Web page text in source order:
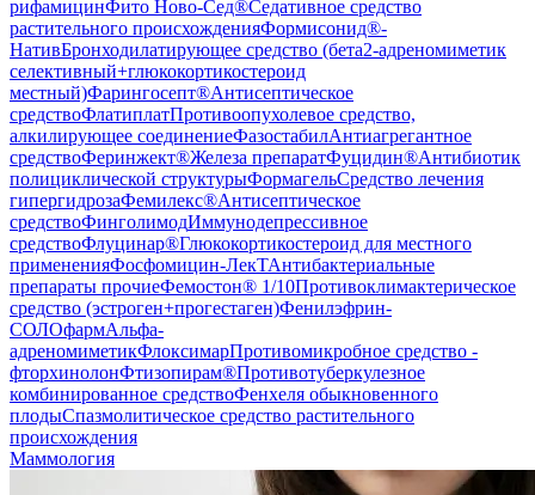
рифамицинФито Ново-Сед®Седативное средство
растительного происхожденияФормисонид®-
НативБронходилатирующее средство (бета2-адреномиметик
селективный+глюкокортикостероид
местный)Фарингосепт®Антисептическое
средствоФлатиплатПротивоопухолевое средство,
алкилирующее соединениеФазостабилАнтиагрегантное
средствоФеринжект®Железа препаратФуцидин®Антибиотик
полициклической структурыФормагельСредство лечения
гипергидрозаФемилекс®Антисептическое
средствоФинголимодИммунодепрессивное
средствоФлуцинар®Глюкокортикостероид для местного
примененияФосфомицин-ЛекТАнтибактериальные
препараты прочиеФемостон® 1/10Противоклимактерическое
средство (эстроген+прогестаген)Фенилэфрин-
СОЛОфармАльфа-
адреномиметикФлоксимарПротивомикробное средство -
фторхинолонФтизопирам®Противотуберкулезное
комбинированное средствоФенхеля обыкновенного
плодыСпазмолитическое средство растительного
происхождения
Маммология